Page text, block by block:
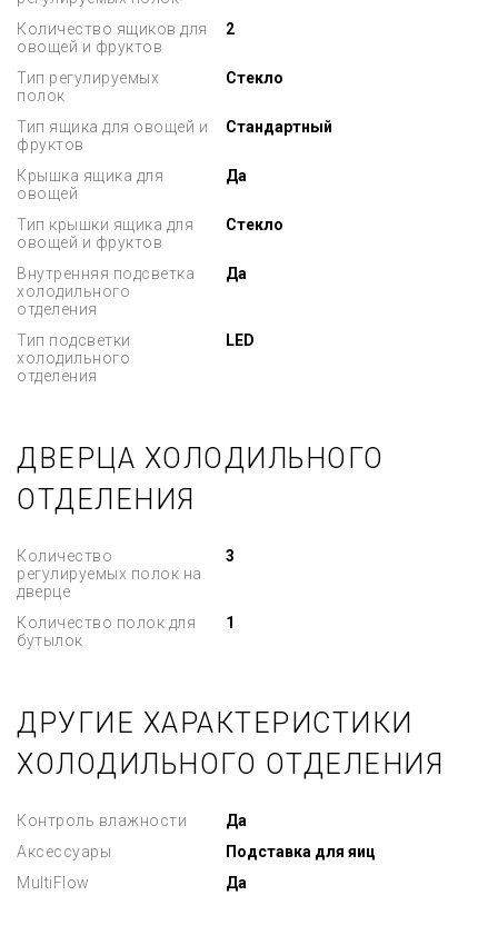
Количество ящиков для
овощей и фруктов
2
Тип регулируемых
полок
Стекло
Тип ящика для овощей и
фруктов
Стандартный
Крышка ящика для
овощей
Да
Тип крышки ящика для
овощей и фруктов
Стекло
Внутренняя подсветка
холодильного
отделения
Да
Тип подсветки
холодильного
отделения
LED
ДВЕРЦА ХОЛОДИЛЬНОГО
ОТДЕЛЕНИЯ
Количество
регулируемых полок на
дверце
3
Количество полок для
бутылок
1
ДРУГИЕ ХАРАКТЕРИСТИКИ
ХОЛОДИЛЬНОГО ОТДЕЛЕНИЯ
Контроль влажности
Да
Аксессуары
Подставка для яиц
MultiFlow
Да